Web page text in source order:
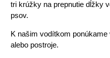
tri krúžky na prepnutie dĺžky
psov.
K našim vodítkom
alebo postroje.